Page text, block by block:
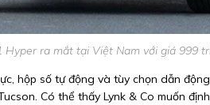
Hyper ra mắt tại Việt Nam với giá 999
hộp số tự động và tùy chọn dẫn
Có thể thấy Lynk & Co muốn